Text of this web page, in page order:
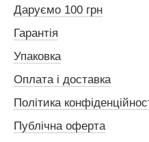
Даруємо 100 грн
Гарантія
Упаковка
Оплата і доставка
Політика
Публічна оферта